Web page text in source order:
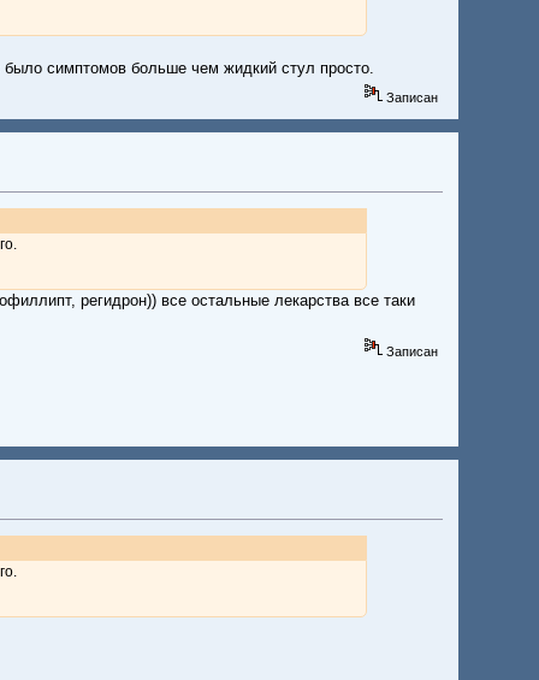
симптомов больше чем жидкий стул просто.
Записан
регидрон)) все остальные лекарства все таки
Записан